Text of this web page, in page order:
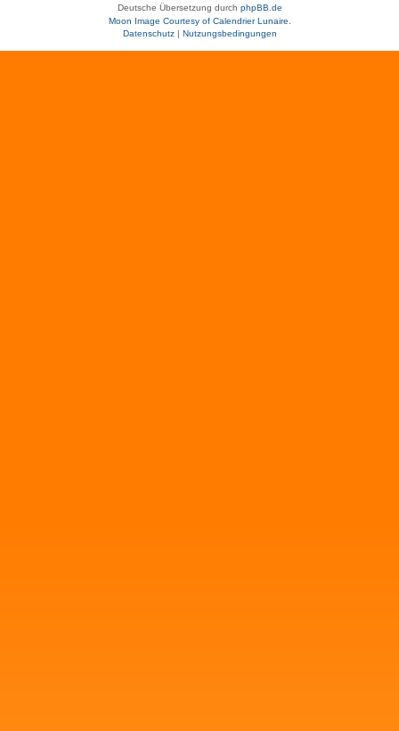
Deutsche Übersetzung durch phpBB.de
Moon Image Courtesy of Calendrier Lunaire.
Datenschutz| Nutzungsbedingungen